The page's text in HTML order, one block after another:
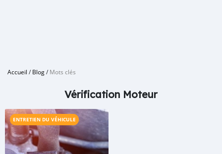
Accueil /Blog/Mots clés
Vérification Moteur
ENTRETIEN DU VÉHICULE